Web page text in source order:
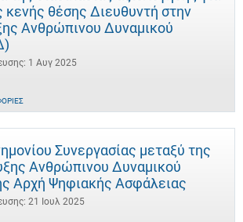
θέσης Διευθυντή στην
Ανθρώπινου Δυναμικού
1 Αυγ 2025
Συνεργασίας μεταξύ της
Ανθρώπινου Δυναμικού
Αρχή Ψηφιακής Ασφάλειας
21 Ιουλ 2025